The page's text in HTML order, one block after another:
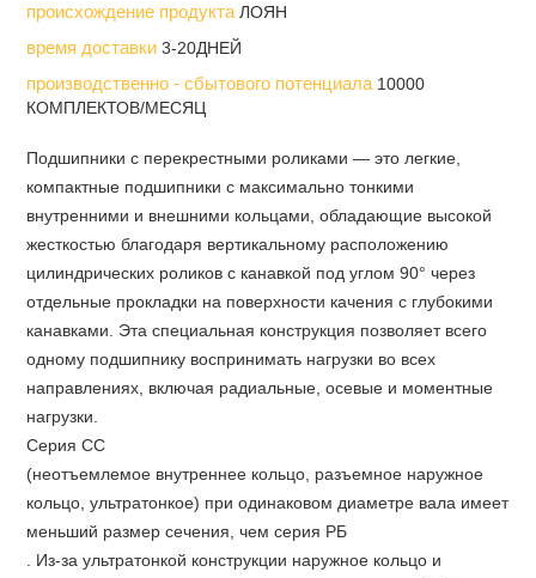
происхождение продукта ЛОЯН
время доставки3-20ДНЕЙ
производственно - сбытового потенциала 10000
КОМПЛЕКТОВ/МЕСЯЦ
Подшипники с перекрестными роликами — это легкие,
компактные подшипники с максимально тонкими
внутренними и внешними кольцами, обладающие высокой
жесткостью благодаря вертикальному расположению
цилиндрических роликов с канавкой под углом 90° через
отдельные прокладки на поверхности качения с глубокими
канавками. Эта специальная конструкция позволяет всего
одному подшипнику воспринимать нагрузки во всех
направлениях, включая радиальные, осевые и моментные
нагрузки.
Серия СС
(неотъемлемое внутреннее кольцо, разъемное наружное
кольцо, ультратонкое) при одинаковом диаметре вала имеет
меньший размер сечения, чем серия РБ
. Из-за ультратонкой конструкции наружное кольцо и